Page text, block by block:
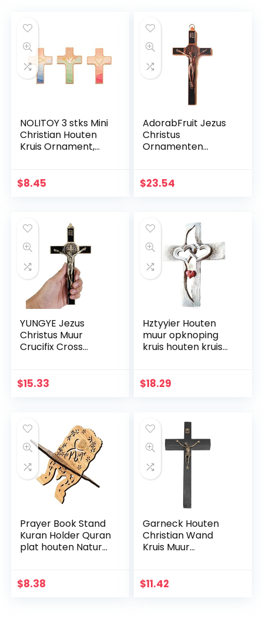
NOLITOY 3 stks Mini
Christian Houten
Kruis Ornament,
Wanddecoratie
$8.45
AdorabFruit Jezus
Christus
Ornamenten
Huis
Grootte: 17,6 cm)
$23.54
YUNGYE Jezus
Christus Muur
Crucifix Cross
Jezus Christus Op
$15.33
Hztyyier Houten
muur opknoping
kruis houten kruis
kruis, Jezus Christus
$18.29
Prayer Book Stand
Kuran Holder Quran
plat houten Natural
Supplies
$8.38
Garneck Houten
Christian Wand
Kruis Muur
Jezus Kruis
$11.42